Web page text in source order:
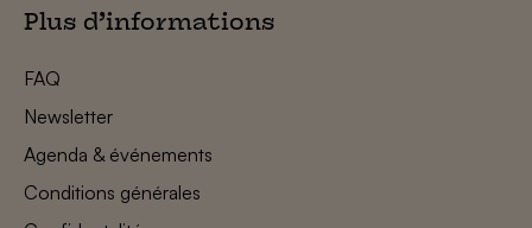
Plus d’informations
FAQ
Newsletter
Agenda & événements
Conditions générales